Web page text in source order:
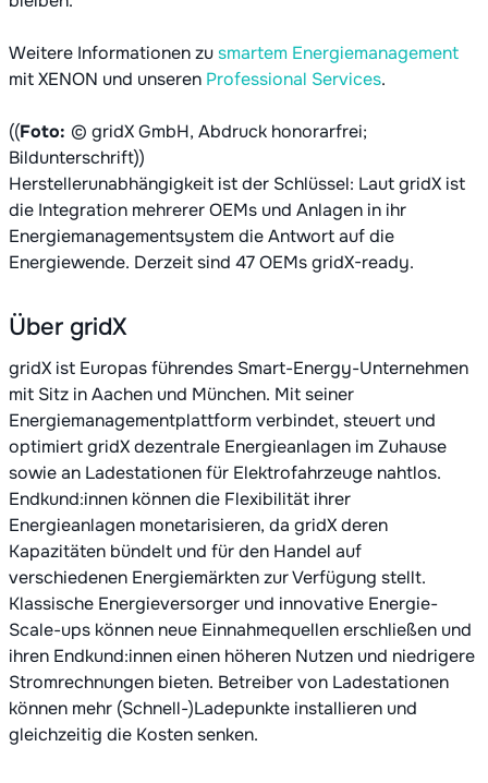
Weitere Informationen zusmartem Energiemanagement
mit XENON und unseren Professional Services.
((Foto: © gridX GmbH, Abdruck honorarfrei;
Bildunterschrift))
Herstellerunabhängigkeit ist der Schlüssel: Laut gridX ist
die Integration mehrerer OEMs und Anlagen in ihr
Energiemanagementsystem die Antwort auf die
Energiewende. Derzeit sind 47 OEMs gridX-ready.
Über gridX
gridX ist Europas führendes Smart-Energy-Unternehmen
mit Sitz in Aachen und München. Mit seiner
Energiemanagementplattform verbindet, steuert und
optimiert gridX dezentrale Energieanlagen im Zuhause
sowie an Ladestationen für Elektrofahrzeuge nahtlos.
Endkund:innen können die Flexibilität ihrer
Energieanlagen monetarisieren, da gridX deren
Kapazitäten bündelt und für den Handel auf
verschiedenen Energiemärkten zur Verfügung stellt.
Klassische Energieversorger und innovative Energie-
Scale-ups können neue Einnahmequellen erschließen und
ihren Endkund:innen einen höheren Nutzen und niedrigere
Stromrechnungen bieten. Betreiber von Ladestationen
können mehr (Schnell-)Ladepunkte installieren und
gleichzeitig die Kosten senken.